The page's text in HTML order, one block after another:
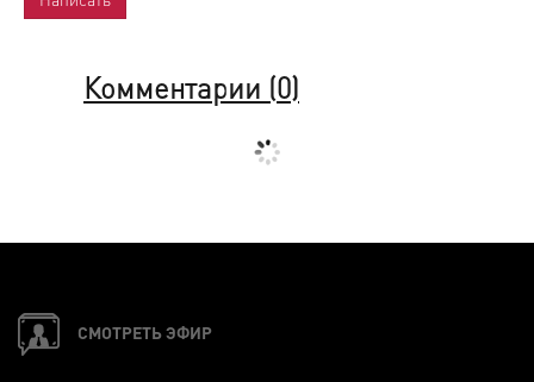
Комментарии (0)
СМОТРЕТЬ ЭФИР